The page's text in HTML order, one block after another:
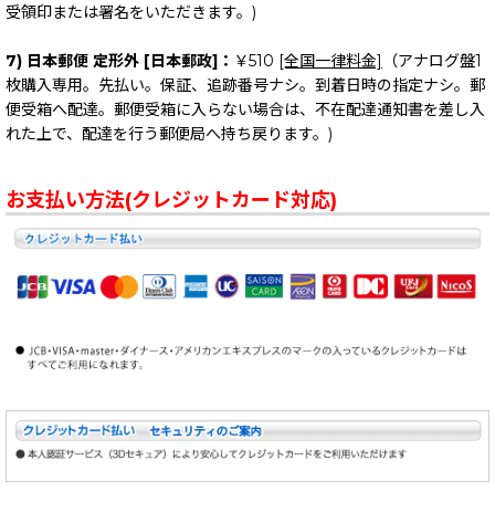
受領印または署名をいただきます。)
7) 日本郵便 定形外 [日本郵政]： ￥510 [全国一律料金]
（アナログ盤1
枚購入専用。先払い。保証、追跡番号ナシ。到着日時の指定ナシ。郵
便受箱へ配達。郵便受箱に入らない場合は、不在配達通知書を差し入
れた上で、配達を行う郵便局へ持ち戻ります。)
お支払い方法(クレジットカード対応)